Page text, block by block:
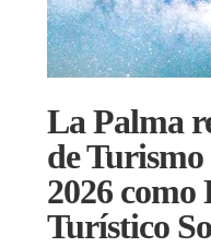
La Palma
de
2026 como
Turístico